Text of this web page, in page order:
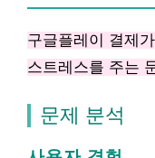
구글플레이 결제
스트레스를 주는
문제 분석